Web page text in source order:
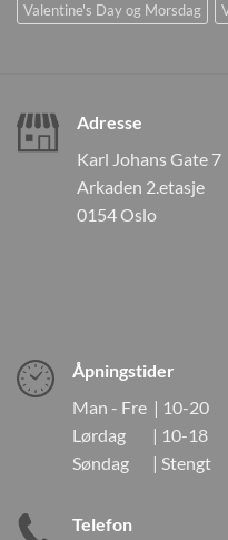
Valentine's Day og Morsdag
Adresse
Karl Johans Gate 7
Arkaden 2.etasje
0154 Oslo
Åpningstider
Man - Fre | 10-20
Lørdag | 10-18
Søndag | Stengt
Telefon